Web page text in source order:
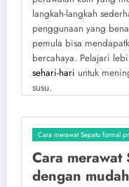
langkah-langkah
penggunaan yang
pemula bisa
bercahaya. Pelajari
sehari-hari untuk
susu.
Cara merawat Sepatu formal
Cara
dengan